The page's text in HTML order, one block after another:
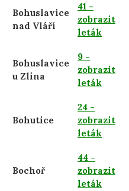
Bohuslavice
nad Vláří
41 -
zobrazit
leták
Bohuslavice
u Zlína
9 -
zobrazit
leták
Bohutice
24 -
zobrazit
leták
Bochoř
44 -
zobrazit
leták